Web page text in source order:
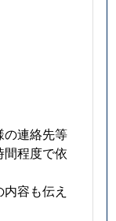
の連絡先等
間程度で依
容も伝え